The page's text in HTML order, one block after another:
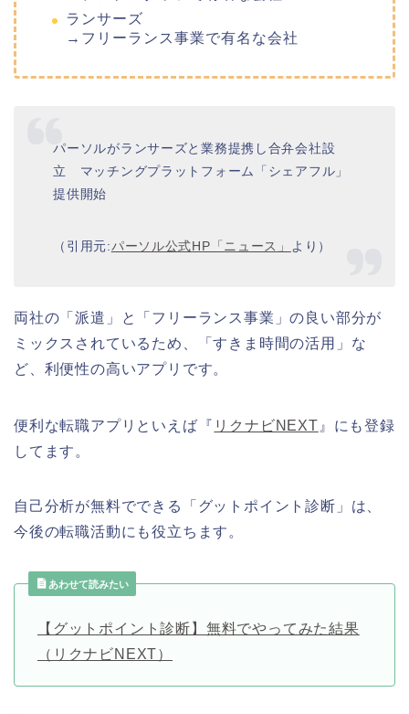
ランサーズ
→フリーランス事業で有名な会社
パーソルがランサーズと業務提携し合弁会社設
立 マッチングプラットフォーム「シェアフル」
提供開始
（引用元:パーソル公式HP「ニュース」 より）
両社の「派遣」と「フリーランス事業」の良い部分が
ミックスされているため、「すきま時間の活用」な
ど、利便性の高いアプリです。
便利な転職アプリといえば『 リクナビNEXT 』にも登録
してます。
自己分析が無料でできる「グットポイント診断」は、
今後の転職活動にも役立ちます。
あわせて読みたい
【グットポイント診断】無料でやってみた結果
（リクナビNEXT）